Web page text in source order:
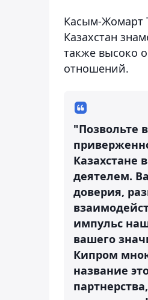
Касым-Жомарт
Казахстан
также высоко
отношений.
"Позвольте
Казахстане
деятелем.
доверия,
импульс
вашего
Кипром
название